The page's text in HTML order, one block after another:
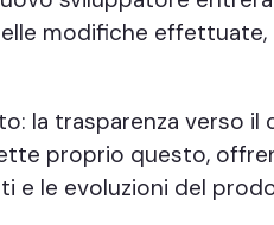
modifiche
la trasparenza verso il
proprio questo,
e le evoluzioni del